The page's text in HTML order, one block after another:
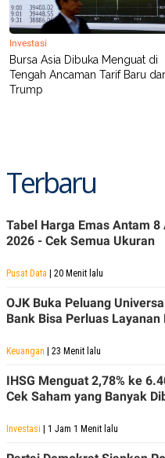
Investasi
Bursa Asia Dibuka Menguat di
Tengah Ancaman Tarif Baru
Trump
Terbaru
Tabel Harga Emas Antam 8
2026 - Cek Semua Ukuran
Pusat Data | 20 Menit lalu
OJK Buka Peluang
Bank Bisa Perluas Layanan
Keuangan | 23 Menit lalu
IHSG Menguat 2,78% ke
Cek Saham yang Banyak
Investasi | 1 Jam 1 Menit lalu